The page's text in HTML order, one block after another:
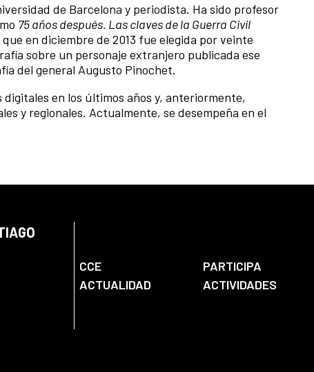
de Barcelona y periodista. Ha sido profesor
75 años después. Las claves de la Guerra Civil
que en diciembre de 2013 fue elegida por veinte
sobre un personaje extranjero publicada ese
del general Augusto Pinochet.
en los últimos años y, anteriormente,
y regionales. Actualmente, se desempeña en el
CCE PARTICIPA
ACTUALIDAD
ACTIVIDADES